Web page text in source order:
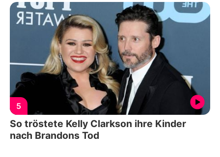
5
So tröstete Kelly Clarkson ihre Kinder
nach Brandons Tod